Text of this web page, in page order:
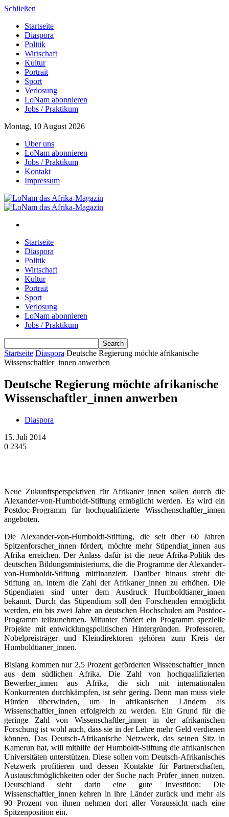
Schließen
Startseite
Diaspora
Politik
Wirtschaft
Kultur
Portrait
Sport
Verlosung
LoNam abonnieren
Jobs / Praktikum
Montag, 10 August 2026
Über uns
LoNam abonnieren
Jobs / Praktikum
Kontakt
Impressum
Startseite
Diaspora
Politik
Wirtschaft
Kultur
Portrait
Sport
Verlosung
LoNam abonnieren
Jobs / Praktikum
Startseite Diaspora Deutsche Regierung möchte afrikanische
Wissenschaftler_innen anwerben
Deutsche Regierung möchte afrikanische
Wissenschaftler_innen anwerben
Diaspora
15. Juli 2014
0 2345
Neue Zukunftsperspektiven für Afrikaner_innen sollen durch die
Alexander-von-Humboldt-Stiftung ermöglicht werden. Es wird ein
Postdoc-Programm für hochqualifizierte Wisschenschaftler_innen
angeboten.
Die Alexander-von-Humboldt-Stiftung, die seit über 60 Jahren
Spitzenforscher_innen fördert, möchte mehr Stipendiat_innen aus
Afrika erreichen. Der Anlass dafür ist die neue Afrika-Politik des
deutschen Bildungsministeriums, die die Programme der Alexander-
von-Humboldt-Stiftung mitfinanziert. Darüber hinaus strebt die
Stiftung an, intern die Zahl der Afrikaner_innen zu erhöhen. Die
Stipendiaten sind unter dem Ausdruck Humboldtianer_innen
bekannt. Durch das Stipendium soll den Forschenden ermöglicht
werden, ein bis zwei Jahre an deutschen Hochschulen am Postdoc-
Programm teilzunehmen. Mitunter fördert ein Programm spezielle
Projekte mit entwicklungspolitischen Hintergründen. Professoren,
Nobelpreisträger und Kleindirektoren gehören zum Kreis der
Humboldtianer_innen.
Bislang kommen nur 2,5 Prozent geförderten Wissenschaftler_innen
aus dem südlichen Afrika. Die Zahl von hochqualifizierten
Bewerber_innen aus Afrika, die sich mit internationalen
Konkurrenten durchkämpfen, ist sehr gering. Denn man muss viele
Hürden überwinden, um in afrikanischen Ländern als
Wissenschaftler_innen erfolgreich zu werden. Ein Grund für die
geringe Zahl von Wissenschaftler_innen in der afrikanischen
Forschung ist wohl auch, dass sie in der Lehre mehr Geld verdienen
können. Das Deutsch-Afrikanische Netzwerk, das seinen Sitz in
Kamerun hat, will mithilfe der Humboldt-Stiftung die afrikanischen
Universitäten unterstützen. Diese sollen vom Deutsch-Afrikanisches
Netzwerk profitieren und dessen Kontakte für Partnerschaften,
Austauschmöglichkeiten oder der Suche nach Prüfer_innen nutzen.
Deutschland sieht darin eine gute Investition: Die
Wissenschaftler_innen kehren in ihre Länder zurück und mehr als
90 Prozent von ihnen nehmen dort aller Voraussicht nach eine
Spitzenposition ein.